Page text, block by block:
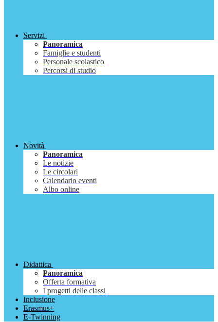
Servizi
Panoramica
Famiglie e studenti
Personale scolastico
Percorsi di studio
Novità
Panoramica
Le notizie
Le circolari
Calendario eventi
Albo online
Didattica
Panoramica
Offerta formativa
I progetti delle classi
Inclusione
Erasmus+
E-Twinning